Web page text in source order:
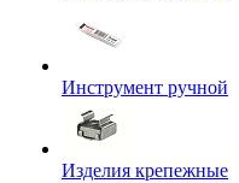
Инструмент ручной
Изделия крепежные